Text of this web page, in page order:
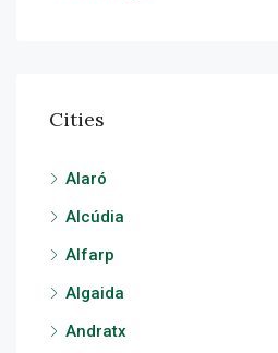
Cities
Alaró
Alcúdia
Alfarp
Algaida
Andratx